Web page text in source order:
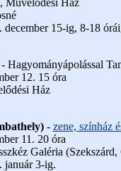
Művelődési Ház
15-ig, 8-18
Hagyományápolással
12. 15 óra
Ház
- zene, színház
11. 20 óra
Galéria
január 3-ig.